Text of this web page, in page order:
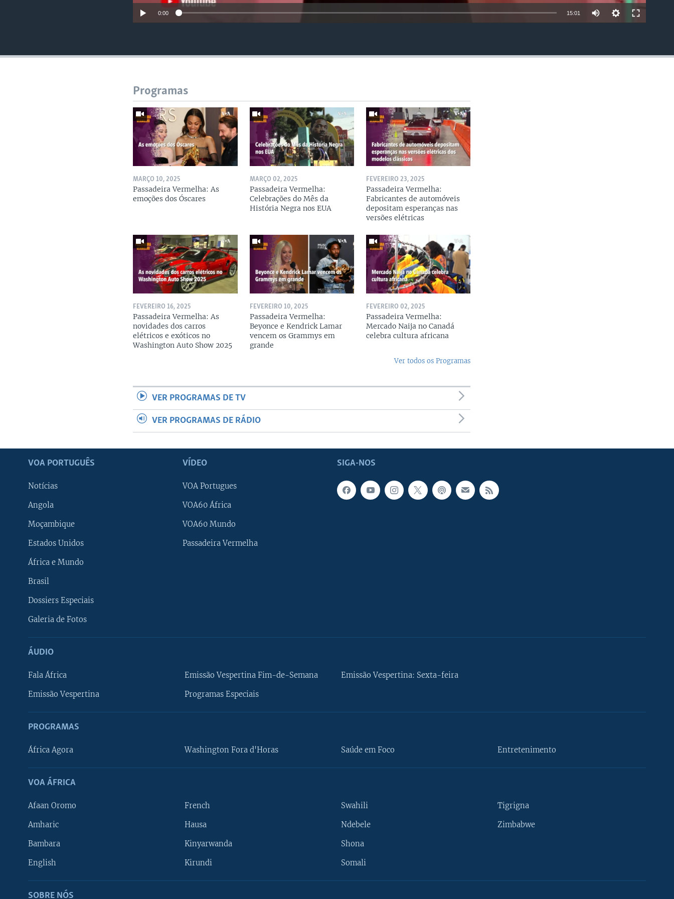
0:00 15:01
Programas
MARÇO 10, 2025
Passadeira Vermelha: As
emoções dos Óscares
MARÇO 02, 2025
Passadeira Vermelha:
Celebrações do Mês da
História Negra nos EUA
FEVEREIRO 23, 2025
Passadeira Vermelha:
Fabricantes de automóveis
depositam esperanças nas
versões elétricas
FEVEREIRO 16, 2025
Passadeira Vermelha: As
novidades dos carros
elétricos e exóticos no
Washington Auto Show 2025
FEVEREIRO 10, 2025
Passadeira Vermelha:
Beyonce e Kendrick Lamar
vencem os Grammys em
grande
FEVEREIRO 02, 2025
Passadeira Vermelha:
Mercado Naija no Canadá
celebra cultura africana
Ver todos os Programas
VER PROGRAMAS DE TV
VER PROGRAMAS DE RÁDIO
SIGA-NOS
VOA PORTUGUÊS
Notícias
Angola
Moçambique
Estados Unidos
África e Mundo
Brasil
Dossiers Especiais
Galeria de Fotos
VÍDEO
VOA Portugues
VOA60 África
VOA60 Mundo
Passadeira Vermelha
ÁUDIO
Fala África
Emissão Vespertina
Emissão Vespertina Fim-de-Semana
Programas Especiais
Emissão Vespertina: Sexta-feira
PROGRAMAS
África Agora Washington Fora d'Horas Saúde em Foco Entretenimento
VOA ÁFRICA
Afaan Oromo
Amharic
Bambara
English
French
Hausa
Kinyarwanda
Kirundi
Swahili
Ndebele
Shona
Somali
Tigrigna
Zimbabwe
SOBRE NÓS